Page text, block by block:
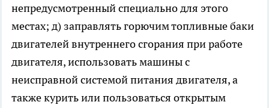
непредусмотренный специально для этого
местах; д) заправлять горючим топливные баки
двигателей внутреннего сгорания при работе
двигателя, использовать машины с
неисправной системой питания двигателя, а
также курить или пользоваться открытым